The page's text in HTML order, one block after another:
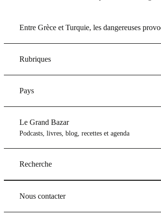
Entre Grèce et Turquie, les dangereuses
Rubriques
Pays
Le Grand Bazar
Podcasts, livres, blog, recettes et agenda
Recherche
Nous contacter